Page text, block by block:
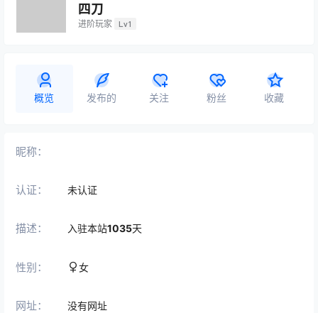
四刀
进阶玩家 Lv1
概览 发布的 关注 粉丝 收藏
昵称：
认证： 未认证
描述： 入驻本站1035天
性别： 女
网址： 没有网址